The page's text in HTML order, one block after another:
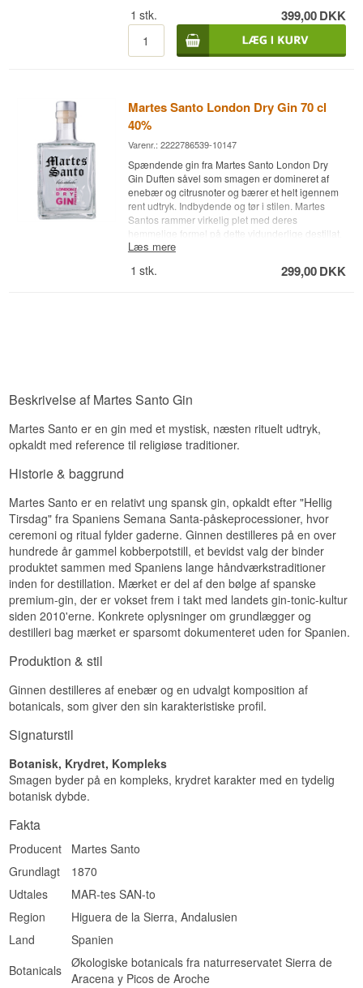
kasse med 4 stk og spar penge
Husk også: Den
perfekte tonic1724 , når der skal mixes - Køb en
kasse med 24 og spar pengeCocktail Ske -
perfekt til sikker levering af gin
1 stk. 399,00DKK
Martes Santo London Dry Gin 70 cl
40%
Varenr.: 2222786539-10147
Spændende gin fra Martes Santo London Dry
Gin Duften såvel som smagen er domineret af
enebær og citrusnoter og bærer et helt igennem
rent udtryk. Indbydende og tør i stilen. Martes
Santos rammer virkelig plet med deres
hemmelige formel på dette vidunderlige destillat.
Samtlige ingredienser til denne behagelige gin
Aracena y Picos de Aroche i Huelva. Alt i alt en
Læs mere
1 stk. 299,00DKK
Beskrivelse af Martes Santo Gin
Martes Santo er en gin med et mystisk, næsten rituelt udtryk,
opkaldt med reference til religiøse traditioner.
Historie & baggrund
Martes Santo er en relativt ung spansk gin, opkaldt efter "Hellig
Tirsdag" fra Spaniens Semana Santa-påskeprocessioner, hvor
ceremoni og ritual fylder gaderne. Ginnen destilleres på en over
hundrede år gammel kobberpotstill, et bevidst valg der binder
produktet sammen med Spaniens lange håndværkstraditioner
inden for destillation. Mærket er del af den bølge af spanske
premium-gin, der er vokset frem i takt med landets gin-tonic-kultur
siden 2010'erne. Konkrete oplysninger om grundlægger og
destilleri bag mærket er sparsomt dokumenteret uden for Spanien.
Produktion & stil
Ginnen destilleres af enebær og en udvalgt komposition af
botanicals, som giver den sin karakteristiske profil.
Signaturstil
Botanisk, Krydret, Kompleks
Smagen byder på en kompleks, krydret karakter med en tydelig
botanisk dybde.
Fakta
Producent
Martes Santo
Grundlagt
1870
Udtales
MAR-tes SAN-to
Region
Higuera de la Sierra, Andalusien
Land
Spanien
Botanicals
Økologiske botanicals fra naturreservatet Sierra de
Aracena y Picos de Aroche